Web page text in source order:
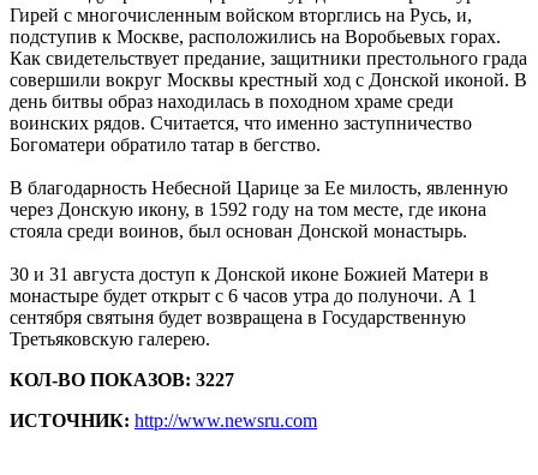
Гирей с многочисленным войском вторглись на Русь, и,
подступив к Москве, расположились на Воробьевых горах.
Как свидетельствует предание, защитники престольного града
совершили вокруг Москвы крестный ход с Донской иконой. В
день битвы образ находилась в походном храме среди
воинских рядов. Считается, что именно заступничество
Богоматери обратило татар в бегство.
В благодарность Небесной Царице за Ее милость, явленную
через Донскую икону, в 1592 году на том месте, где икона
стояла среди воинов, был основан Донской монастырь.
30 и 31 августа доступ к Донской иконе Божией Матери в
монастыре будет открыт с 6 часов утра до полуночи. А 1
сентября святыня будет возвращена в Государственную
Третьяковскую галерею.
КОЛ-ВО ПОКАЗОВ: 3227
ИСТОЧНИК: http://www.newsru.com